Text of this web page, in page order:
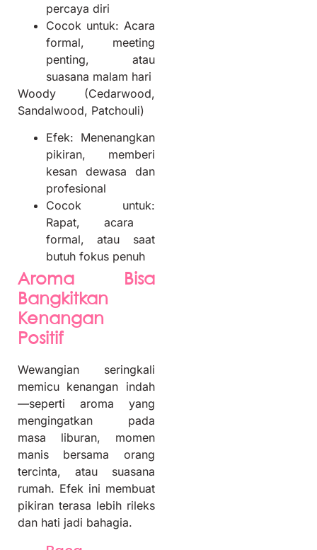
percaya diri
Cocok untuk: Acara
formal, meeting
penting, atau
suasana malam hari
Woody (Cedarwood,
Sandalwood, Patchouli)
Efek: Menenangkan
pikiran, memberi
kesan dewasa dan
profesional
Cocok untuk:
Rapat, acara
formal, atau saat
butuh fokus penuh
Aroma Bisa
Bangkitkan
Kenangan
Positif
Wewangian seringkali
memicu kenangan indah
—seperti aroma yang
mengingatkan pada
masa liburan, momen
manis bersama orang
tercinta, atau suasana
rumah. Efek ini membuat
pikiran terasa lebih rileks
dan hati jadi bahagia.